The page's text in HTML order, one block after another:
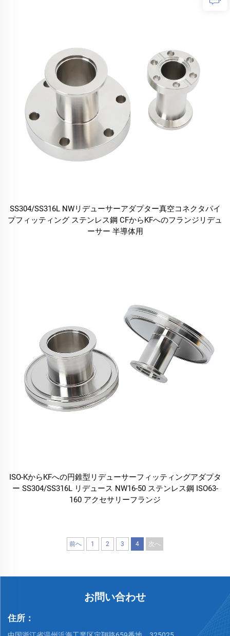
SS304/SS316L NWリデューサーアダプター真空コネクタパイ
プフィッティング ステンレス鋼 CFからKFへのフランジリデュ
ーサー 半導体用
ISO-KからKFへの円錐型リデューサーフィッティングアダプタ
ー SS304/SS316L リデュース NW16-50 ステンレス鋼 ISO63-
160 アクセサリーフランジ
前へ 1 2 3 4 次へ
お問い合わせ
住所：